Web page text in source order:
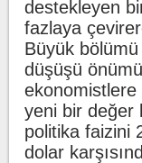
destekleyen
fazlaya
Büyük
düşüşü
ekonomistlere
yeni bir değer
politika faizini
dolar